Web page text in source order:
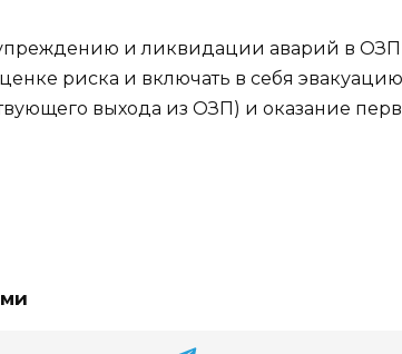
и ликвидации аварий в
риска и включать в себя
выхода из ОЗП) и оказание